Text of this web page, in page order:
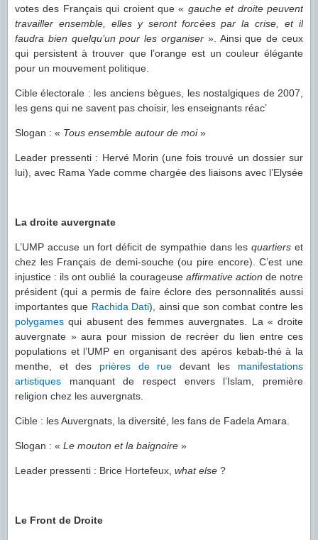
votes des Français qui croient que « gauche et droite peuvent
travailler ensemble, elles y seront forcées par la crise, et il
faudra bien quelqu’un pour les organiser ». Ainsi que de ceux
qui persistent à trouver que l’orange est un couleur élégante
pour un mouvement politique.
Cible électorale : les anciens bègues, les nostalgiques de 2007,
les gens qui ne savent pas choisir, les enseignants réac’
Slogan : « Tous ensemble autour de moi»
Leader pressenti : Hervé Morin (une fois trouvé un dossier sur
lui), avec Rama Yade comme chargée des liaisons avec l’Elysée
La droite auvergnate
L’UMP accuse un fort déficit de sympathie dans lesquartiers et
chez les Français de demi-souche (ou pire encore). C’est une
injustice : ils ont oublié la courageuse affirmative action de notre
président (qui a permis de faire éclore des personnalités aussi
importantes que Rachida Dati), ainsi que son combat contre les
polygames qui abusent des femmes auvergnates. La « droite
auvergnate » aura pour mission de recréer du lien entre ces
populations et l’UMP en organisant des apéros kebab-thé à la
menthe, et des prières de rue devant les manifestations
artistiques manquant de respect envers l’Islam, première
religion chez les auvergnats.
Cible : les Auvergnats, la diversité, les fans de Fadela Amara.
Slogan : « Le mouton et la baignoire »
Leader pressenti : Brice Hortefeux, what else ?
Le Front de Droite